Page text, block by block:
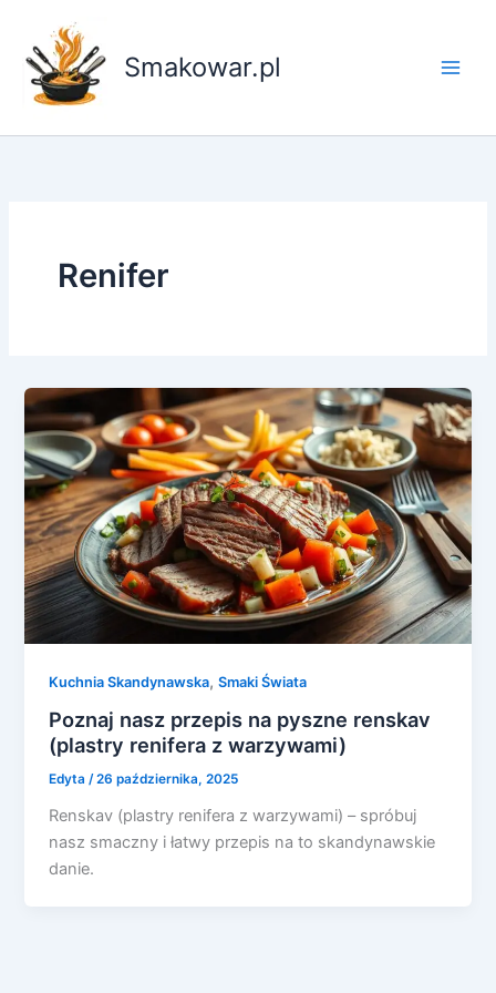
treści
Smakowar.pl
Renifer
Kuchnia Skandynawska,Smaki Świata
Poznaj nasz przepis na pyszne renskav
(plastry renifera z warzywami)
Edyta/26 października, 2025
Renskav (plastry renifera z warzywami) – spróbuj
nasz smaczny i łatwy przepis na to skandynawskie
danie.